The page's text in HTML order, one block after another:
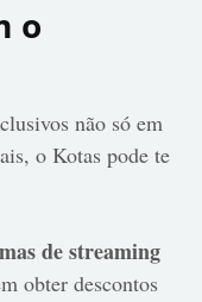
o
não só em
o Kotas pode te
de streaming
obter descontos